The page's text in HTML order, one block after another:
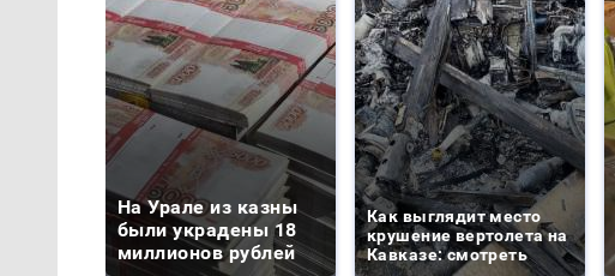
На Урале из казны
были украдены 18
миллионов рублей
Как выглядит место
крушение вертолета на
Кавказе: смотреть